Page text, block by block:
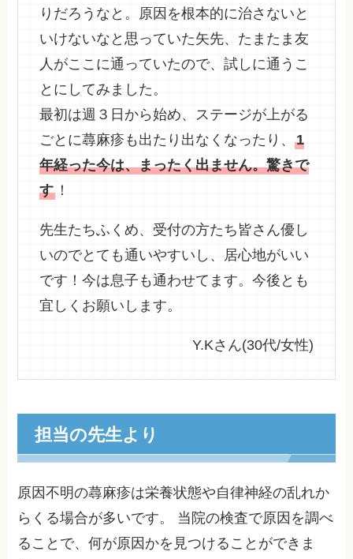
りだろうなと。原因を根本的に治さないと
いけないなと思っていた矢先、たまたま友
人がここに通っていたので、試しに通うこ
とにしてみました。
最初は週３日から始め、ステージが上がる
ごとに蕁麻疹も出たり出なくなったり、1
年経った今は、まったく出ません。驚きで
す ！
先生たちふくめ、受付の方たち皆さん優し
いのでとても通いやすいし、居心地がいい
です！今は息子も通わせてます。今後とも
宜しくお願いします。
Y.Kさん(30代/女性)
担当の先生より
原因不明の蕁麻疹は栄養状態や自律神経の乱れか
らくる場合が多いです。 当院の検査で原因を調べ
ることで、何が原因かを見つけることができま